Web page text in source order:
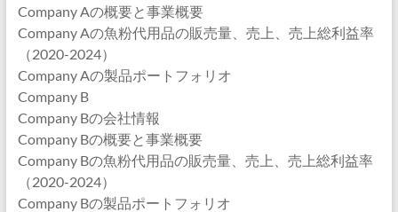
Company Aの概要と事業概要
Company Aの魚粉代用品の販売量、売上、売上総利益率
（2020-2024）
Company Aの製品ポートフォリオ
Company B
Company Bの会社情報
Company Bの概要と事業概要
Company Bの魚粉代用品の販売量、売上、売上総利益率
（2020-2024）
Company Bの製品ポートフォリオ